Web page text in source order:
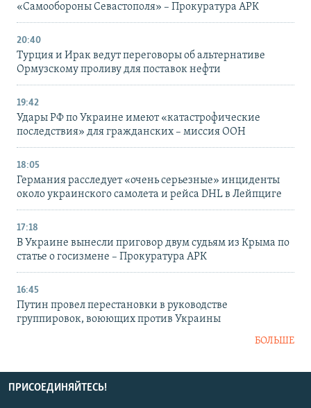
«Самообороны Севастополя» – Прокуратура АРК
20:40
Турция и Ирак ведут переговоры об альтернативе
Ормузскому проливу для поставок нефти
19:42
Удары РФ по Украине имеют «катастрофические
последствия» для гражданских – миссия ООН
18:05
Германия расследует «очень серьезные» инциденты
около украинского самолета и рейса DHL в Лейпциге
17:18
В Украине вынесли приговор двум судьям из Крыма по
статье о госизмене – Прокуратура АРК
16:45
Путин провел перестановки в руководстве
группировок, воюющих против Украины
БОЛЬШЕ
ПРИСОЕДИНЯЙТЕСЬ!